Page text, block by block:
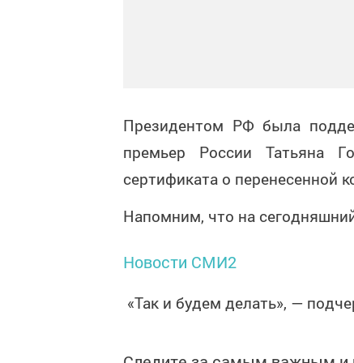
Президентом РФ была
премьер России Татьяна
сертификата о перенесенной
Напомним, что на
Новости СМИ2
«Так и будем делать», —